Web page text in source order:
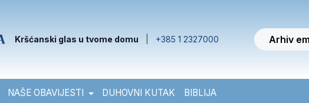
Kršćanski glas u tvome domu +385 1 2327000 Arhiv
NAŠE OBAVIJESTI DUHOVNI KUTAK
BIBLIJA